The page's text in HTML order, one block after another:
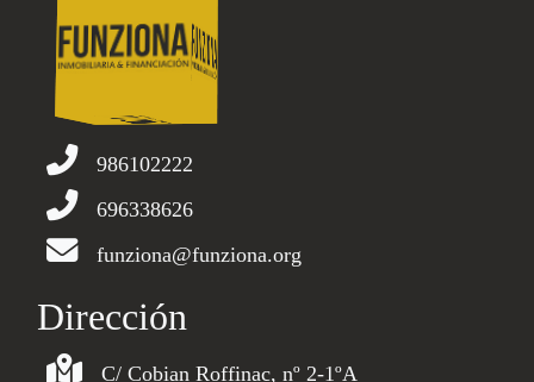
986102222
696338626
funziona@funziona.org
Dirección
C/ Cobian Roffinac, nº 2-1ºA